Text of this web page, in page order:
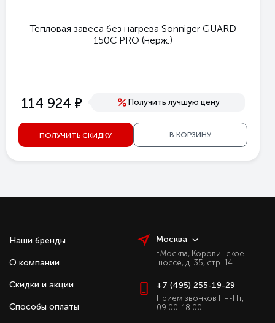
Тепловая завеса без нагрева Sonniger GUARD
150C PRO (нерж.)
114 924 е Получить лучшую цену
ПОЛУЧИТЬ СКИДКУ В КОРЗИНУ
Наши бренды
О компании
Скидки и акции
Способы оплаты
Москва
г.Москва, Коровинское
шоссе, д. 35, стр. 14
+7 (495) 255-19-29
Прием звонков Пн-Пт,
09:00-18:00